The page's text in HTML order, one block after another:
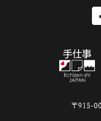
〒915-